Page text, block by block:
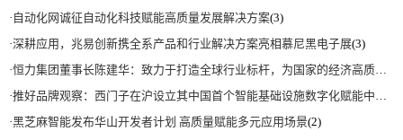
· 自动化网诚征自动化科技赋能高质量发展解决方案(3)
·深耕应用，兆易创新携全系产品和行业解决方案亮相慕尼黑电子展(3)
·恒力集团董事长陈建华：致力于打造全球行业标杆，为国家的经济高质量发展贡献更大力量|上海电气集团党委书记、董事长吴磊来访
·推好品牌观察：西门子在沪设立其中国首个智能基础设施数字化赋能中心
·黑芝麻智能发布华山开发者计划 高质量赋能多元应用场景(2)